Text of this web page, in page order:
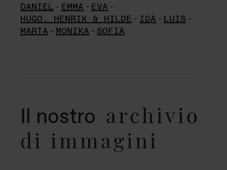
DANIEL - EMMA - EVA -
HUGO, HENRIK & HILDE - IDA - LUIS -
MARTA - MONIKA - SOFIA
Il nostro archivio
di immagini